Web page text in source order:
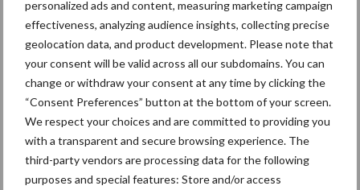
personalized ads and content, measuring marketing campaign
effectiveness, analyzing audience insights, collecting precise
geolocation data, and product development. Please note that
your consent will be valid across all our subdomains. You can
change or withdraw your consent at any time by clicking the
“Consent Preferences” button at the bottom of your screen.
We respect your choices and are committed to providing you
with a transparent and secure browsing experience. The
third-party vendors are processing data for the following
purposes and special features: Store and/or access
marktaandeel groeien in
krimpende Nederlandse
markt
Themapagina's
Diergezondheid Bemesting Fokkerij